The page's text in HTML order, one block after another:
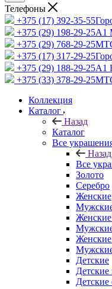
Телефоны
+375 (17) 392-35-55
+375 (29) 198-29-25A1
+375 (29) 768-29-25
+375 (17) 317-29-25
+375 (29) 188-29-25A1
+375 (33) 378-29-25
Коллекция
Каталог
Назад
Каталог
Все
Назад
Все
Золото
Серебро
Женские
Женские
Женские
Детские
Детские
Детские